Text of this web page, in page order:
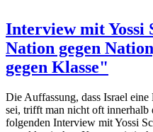
Interview mit
Nation gegen
gegen Klasse"
Die Auffassung, dass Israel
sei, trifft man nicht oft innerhalb
folgenden Interview mit Yossi